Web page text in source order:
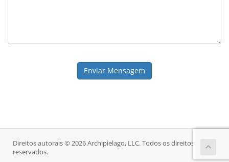
Enviar Mensagem
Direitos autorais © 2026 Archipielago, LLC. Todos os direitos
reservados.